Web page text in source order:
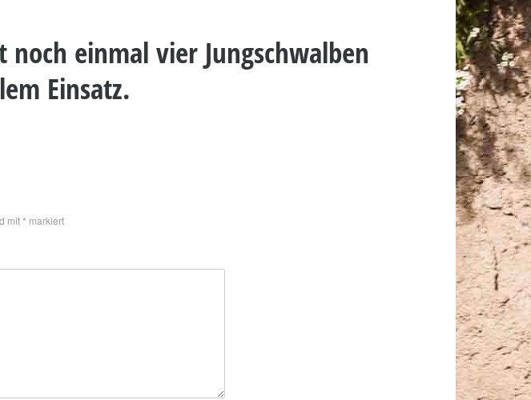
noch einmal vier Jungschwalben
Einsatz.
mit* markiert